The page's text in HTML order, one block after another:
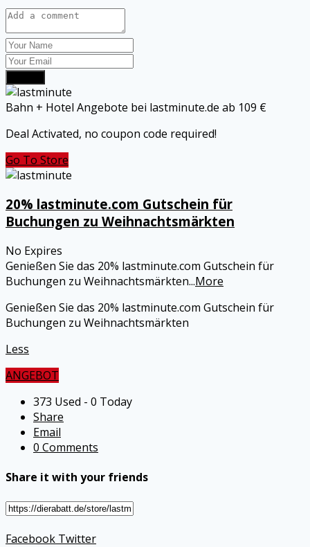
Bahn + Hotel Angebote bei lastminute.de ab 109 €
Deal Activated, no coupon code required!
Go To Store
20% lastminute.com Gutschein für
Buchungen zu Weihnachtsmärkten
No Expires
Genießen Sie das 20% lastminute.com Gutschein für
Buchungen zu Weihnachtsmärkten...More
Genießen Sie das 20% lastminute.com Gutschein für
Buchungen zu Weihnachtsmärkten
Less
ANGEBOT
373 Used - 0 Today
Share
Email
0 Comments
Share it with your friends
Facebook Twitter